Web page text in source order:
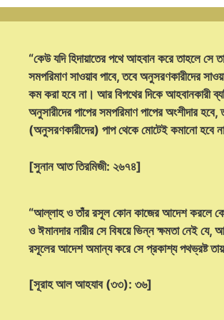
“কেউ যদি হিদায়াতের পথে আহবান করে তাহলে সে
সমপরিমাণ সাওয়াব পাবে, তবে অনুসরণকারীদের
কম করা হবে না। আর বিপথের দিকে আহবানকারী
অনুসারীদের পাপের সমপরিমাণ পাপের অংশীদার হবে,
(অনুসরণকারীদের) পাপ থেকে মোটেই কমানো হবে
[সুনান আত তিরমিজী: ২৬৭৪]
“আল্লাহ ও তাঁর রসূল কোন কাজের আদেশ করলে
ও ঈমানদার নারীর সে বিষয়ে ভিন্ন ক্ষমতা নেই যে,
রসূলের আদেশ অমান্য করে সে প্রকাশ্য পথভ্রষ্ট
[সূরাহ আল আহযাব (৩৩): ৩৬]